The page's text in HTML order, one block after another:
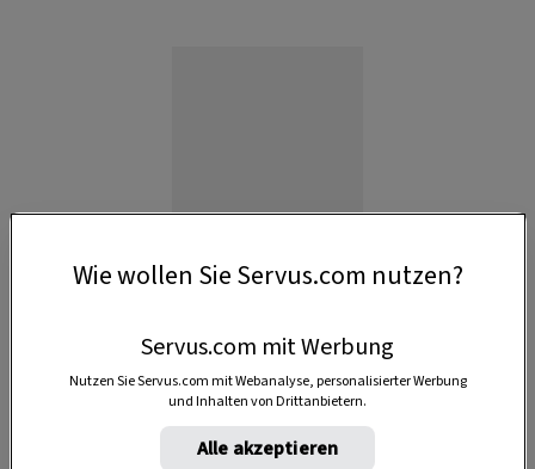
Anzeige
Wie wollen Sie Servus.com nutzen?
Servus.com mit Werbung
Nutzen Sie Servus.com mit Webanalyse, personalisierter Werbung
und Inhalten von Drittanbietern.
Alle akzeptieren